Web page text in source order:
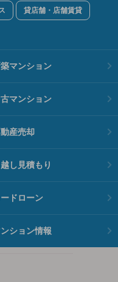
貸店舗・店舗賃貸
マンション
マンション
産売却
し見積もり
ドローン
ション情報